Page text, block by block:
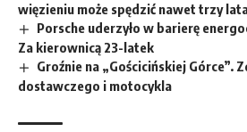
więzieniu może spędzić nawet trzy
Porsche uderzyło w barierę
Za kierownicą 23-latek
Groźnie na „Gościcińskiej Górce”.
dostawczego i motocykla